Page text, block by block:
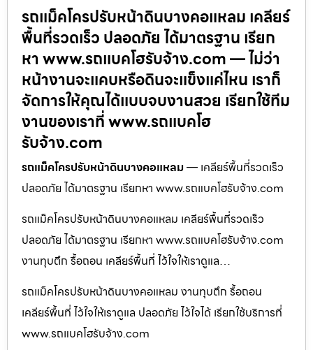
รถแม็คโครปรับหน้าดินบางคอแหลม เคลียร์
พื้นที่รวดเร็ว ปลอดภัย ได้มาตรฐาน เรียก
หา www.รถแบคโฮรับจ้าง.com — ไม่ว่า
หน้างานจะแคบหรือดินจะแข็งแค่ไหน เราก็
จัดการให้คุณได้แบบจบงานสวย เรียกใช้ทีม
งานของเราที่ www.รถแบคโฮ
รับจ้าง.com
รถแม็คโครปรับหน้าดินบางคอแหลม— เคลียร์พื้นที่รวดเร็ว
ปลอดภัย ได้มาตรฐาน เรียกหา www.รถแบคโฮรับจ้าง.com
รถแม็คโครปรับหน้าดินบางคอแหลม เคลียร์พื้นที่รวดเร็ว
ปลอดภัย ได้มาตรฐาน เรียกหา www.รถแบคโฮรับจ้าง.com
งานทุบตึก รื้อถอน เคลียร์พื้นที่ ไว้ใจให้เราดูแล…
รถแม็คโครปรับหน้าดินบางคอแหลม งานทุบตึก รื้อถอน
เคลียร์พื้นที่ ไว้ใจให้เราดูแล ปลอดภัย ไว้ใจได้ เรียกใช้บริการที่
www.รถแบคโฮรับจ้าง.com